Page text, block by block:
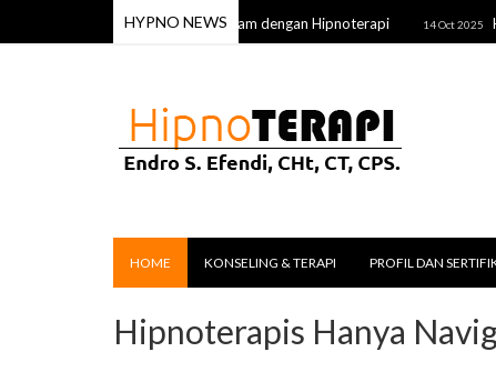
HYPNO NEWS
Lebih Mudah Sembuh dari Dalam dengan Hipnoterapi 14 Oct 2025
HOME KONSELING & TERAPI PROFIL DAN
Hipnoterapis Hanya